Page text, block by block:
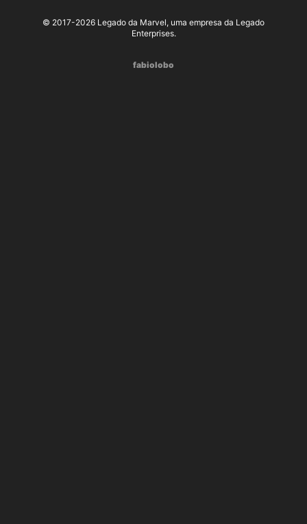
© 2017-2026 Legado da Marvel, uma empresa da Legado
Enterprises.
fabiolobo